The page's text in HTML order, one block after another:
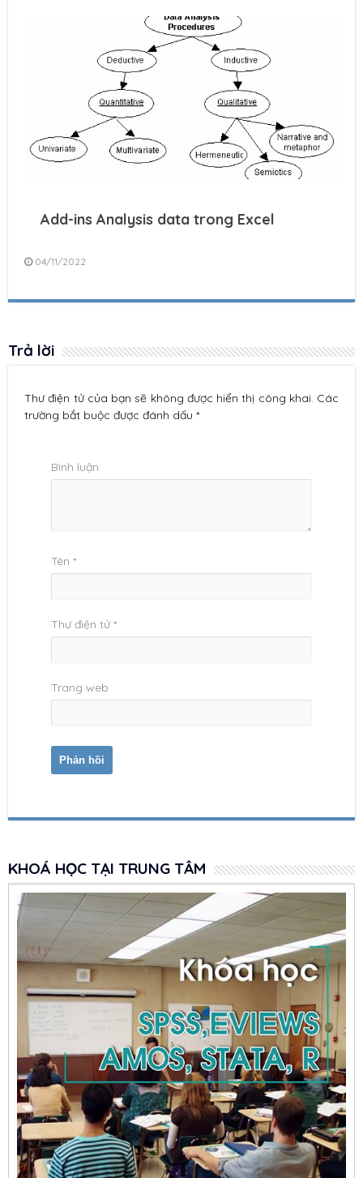
Add-ins Analysis data trong Excel
04/11/2022
Trả lời
Thư điện tử của bạn sẽ không được hiển thị công khai. Các
trường bắt buộc được đánh dấu *
Bình luận
Tên *
Thư điện tử*
Trang web
KHOÁ HỌC TẠI TRUNG TÂM